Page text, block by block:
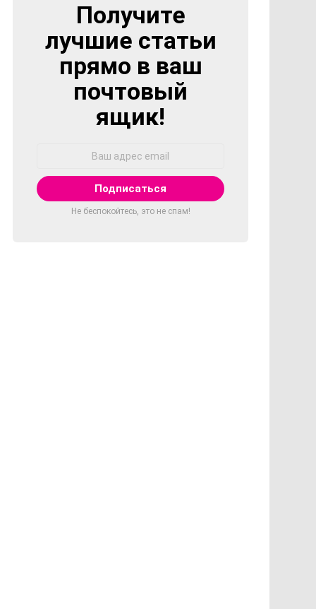
NEWSLETTER
Получите
лучшие статьи
прямо в ваш
почтовый
ящик!
Не беспокойтесь, это не спам!